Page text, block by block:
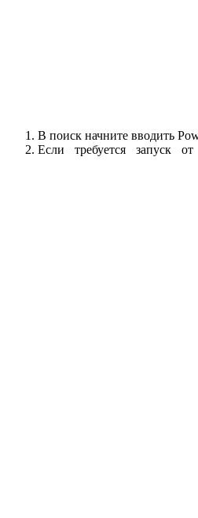
В поиск начните вводить
Если требуется запуск